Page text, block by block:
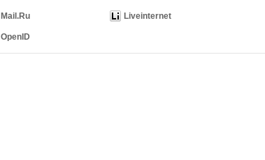
Mail.Ru Liveinternet
OpenID